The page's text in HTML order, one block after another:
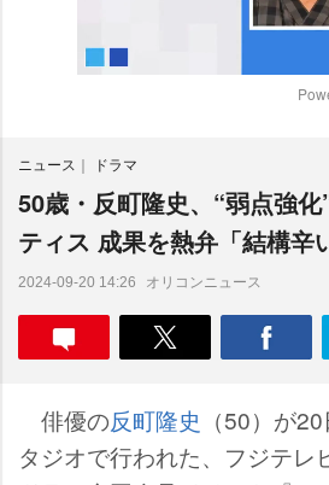
ニュース ドラマ
50歳・反町隆史、“弱点強
ティス 成果を熱弁「結構辛
2024-09-20 14:26 オリコンニュース
俳優の反町隆史 （50）が
タジオで行われた、フジテレ